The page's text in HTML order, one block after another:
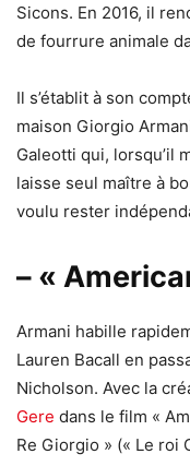
Sicons. En 2016, il
de fourrure animale
Il s’établit à son
maison Giorgio
Galeotti qui, lorsqu’il
laisse seul maître à
voulu rester
– «
Armani habille
Lauren Bacall en
Nicholson. Avec la
Gere dans le film «
Re Giorgio » (« Le roi